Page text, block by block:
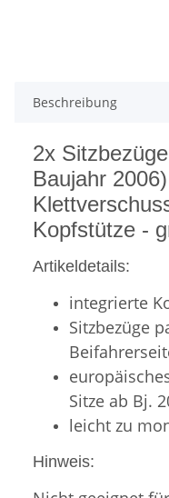
Beschreibung
2x
Baujahr
Kopfstütze -
Artikeldetails:
integrierte
Sitzbezüge
Sitze ab Bj.
leicht zu
Hinweis: